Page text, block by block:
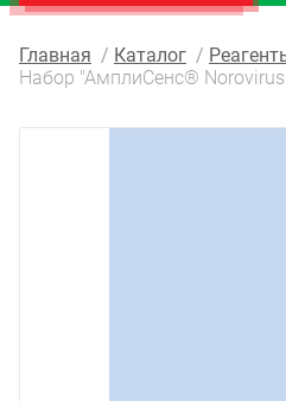
Главная Каталог
Набор "АмплиСенс® Norovirus